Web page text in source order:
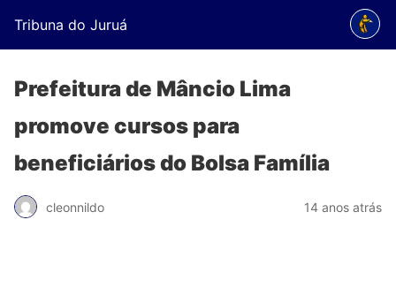
Tribuna do Juruá
Prefeitura de Mâncio Lima
promove cursos para
beneficiários do Bolsa Família
cleonnildo 14 anos atrás